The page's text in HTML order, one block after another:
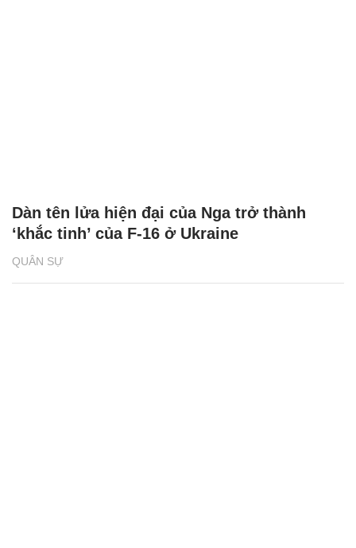
QUÂN SỰ
Dàn tên lửa hiện đại của Nga trở thành
‘khắc tinh’ của F-16 ở Ukraine